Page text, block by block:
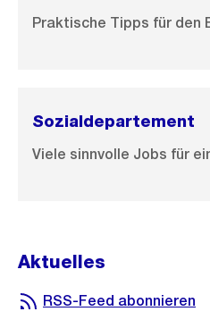
Praktische Tipps für den
Sozialdepartement
Viele sinnvolle Jobs für
Aktuelles
RSS-Feed abonnieren